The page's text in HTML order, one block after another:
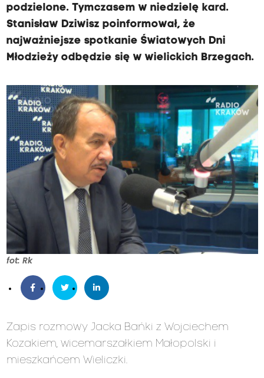
podzielone. Tymczasem w niedzielę kard.
Stanisław Dziwisz poinformował, że
najważniejsze spotkanie Światowych Dni
Młodzieży odbędzie się w wielickich Brzegach.
fot: Rk
Zapis rozmowy Jacka Bańki z Wojciechem
Kozakiem, wicemarszałkiem Małopolski i
mieszkańcem Wieliczki.